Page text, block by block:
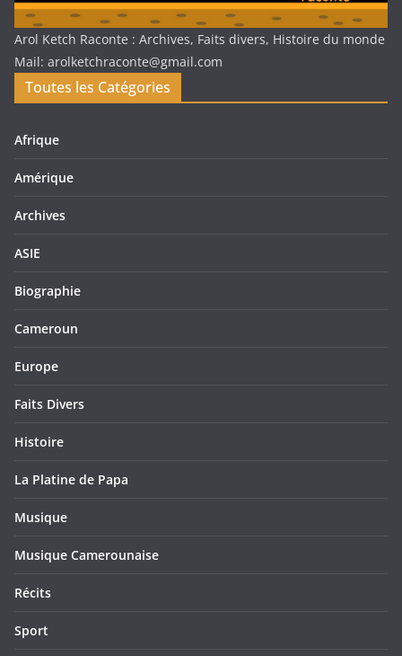
Arol Ketch Raconte : Archives, Faits divers, Histoire du monde
Mail: arolketchraconte@gmail.com
Toutes les Catégories
Afrique
Amérique
Archives
ASIE
Biographie
Cameroun
Europe
Faits Divers
Histoire
La Platine de Papa
Musique
Musique Camerounaise
Récits
Sport